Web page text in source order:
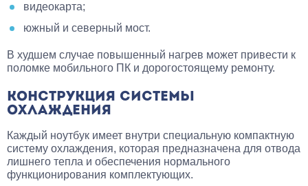
видеокарта;
южный и северный мост.
В худшем случае повышенный нагрев может привести к
поломке мобильного ПК и дорогостоящему ремонту.
КОНСТРУКЦИЯ СИСТЕМЫ
ОХЛАЖДЕНИЯ
Каждый ноутбук имеет внутри специальную компактную
систему охлаждения, которая предназначена для отвода
лишнего тепла и обеспечения нормального
функционирования комплектующих.